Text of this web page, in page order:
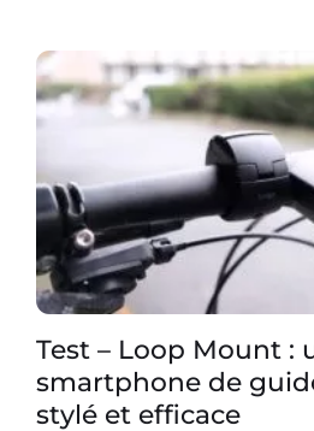
Test – Loop Mount :
smartphone de
stylé et efficace